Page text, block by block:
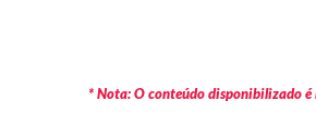
* Nota: O conteúdo disponibilizado